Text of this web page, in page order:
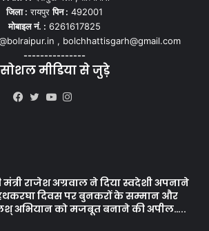
जिला : रायपुरपिन : 492001
मोबाइल नं. : 6261617825
, bolchhattisgarh@gmail.com
---------------
सोशल मीडिया से जुड़े
राजेश अग्रवाल ने दिया स्वदेशी अपनाने
हथकरघा दिवस पर बुनकरों के सम्मान और
अभियान को मजबूत बनाने की अपील…..